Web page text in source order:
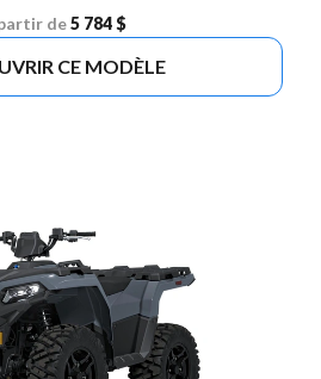
de5 784 $
CE MODÈLE